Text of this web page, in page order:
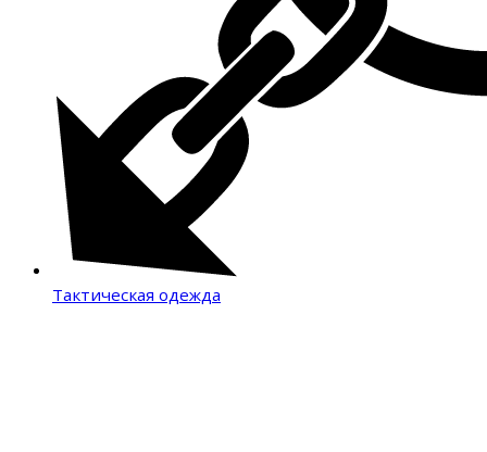
Тактическая одежда